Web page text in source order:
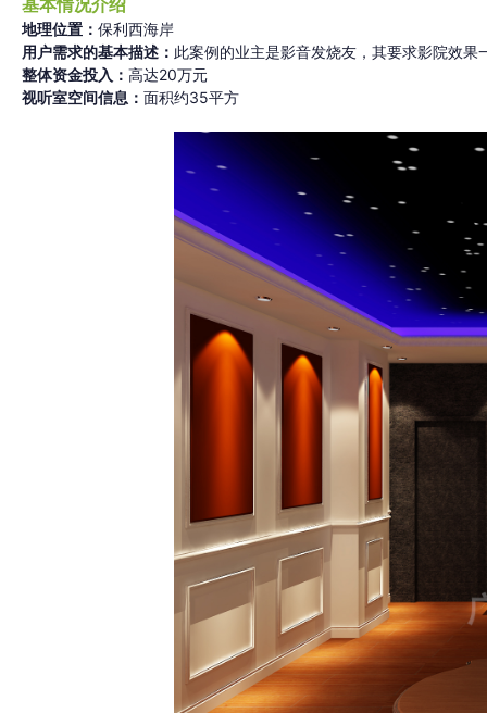
基本情况介绍
地理位置： 保利西海岸
用户需求的基本描述： 此案例的业主是影音发烧友，其要求影院效
整体资金投入： 高达20万元
视听室空间信息： 面积约35平方